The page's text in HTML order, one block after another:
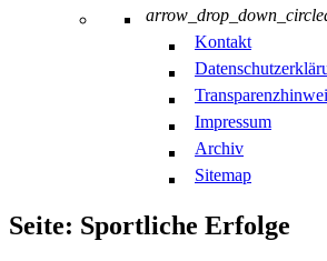
arrow_drop_down_circle
Kontakt
Impressum
Archiv
Sitemap
Seite: Sportliche Erfolge